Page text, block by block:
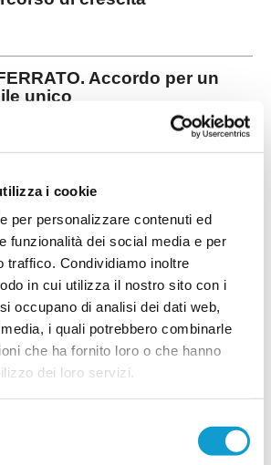
i cookie
per personalizzare contenuti ed
funzionalità dei social media e per
traffico. Condividiamo inoltre
in cui utilizza il nostro sito con i
occupano di analisi dei dati web,
i quali potrebbero combinarle
che ha fornito loro o che hanno
dei loro servizi.
Accordo per un
unico
Importante novità per il calcio giovanile del
territorio. Il Real Sassoferrato ha annunciato di
aver raggiunto un accordo con il Sassoferrato
settore giovanile
ACADEMY. Mauro
Direttore Tecnico
e il presidente
Castelfidardo Academy
la nuova
sportiva 2026/2027.
... leggi
denuncia: "Giù le
L’A.S.D. Fabriano Cerreto interviene con
fermezza su una vicenda che, secondo quanto